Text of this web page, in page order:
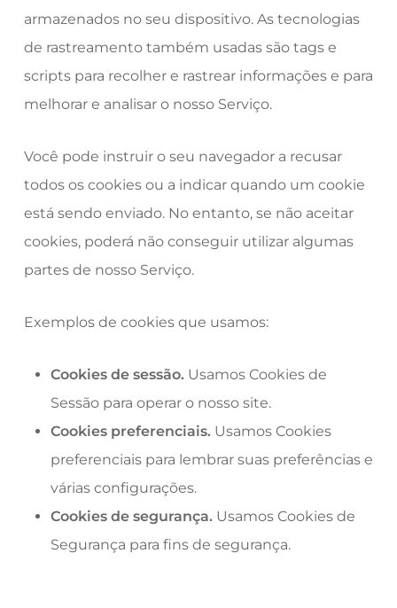
armazenados no seu dispositivo. As tecnologias
de rastreamento também usadas são tags e
scripts para recolher e rastrear informações e para
melhorar e analisar o nosso Serviço.
Você pode instruir o seu navegador a recusar
todos os cookies ou a indicar quando um cookie
está sendo enviado. No entanto, se não aceitar
cookies, poderá não conseguir utilizar algumas
partes de nosso Serviço.
Exemplos de cookies que usamos:
Cookies de sessão.Usamos Cookies de
Sessão para operar o nosso site.
Cookies preferenciais.Usamos Cookies
preferenciais para lembrar suas preferências e
várias configurações.
Cookies de segurança.Usamos Cookies de
Segurança para fins de segurança.